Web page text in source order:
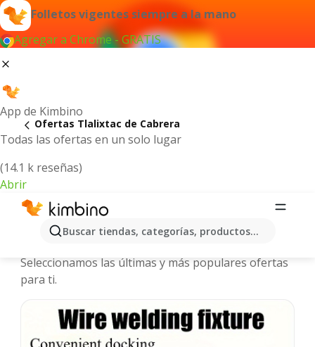
Folletos vigentes siempre a la mano
Agregar a Chrome - GRATIS
App de Kimbino
Todas las ofertas en un solo lugar
(14.1 k reseñas)
Abrir
Buscar tiendas, categorías, productos...
Ofertas Tlalixtac de Cabrera
Tlalixtac de Cabrera - Folletos y
Seleccionamos las últimas y más populares ofertas
para ti.